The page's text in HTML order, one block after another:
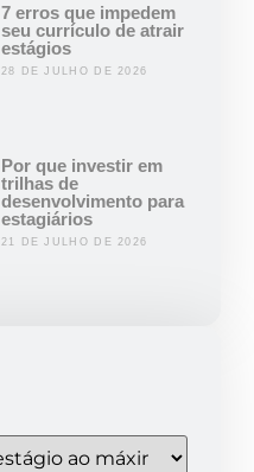
7 erros que impedem
seu currículo de atrair
estágios
28 DE JULHO DE 2026
Por que investir em
trilhas de
desenvolvimento para
estagiários
21 DE JULHO DE 2026